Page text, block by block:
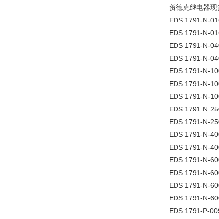
贺德克继电器现
EDS 1791-N-
EDS 1791-N-
EDS 1791-N-
EDS 1791-N-
EDS 1791-N-
EDS 1791-N-
EDS 1791-N-
EDS 1791-N-
EDS 1791-N-
EDS 1791-N-
EDS 1791-N-
EDS 1791-N-
EDS 1791-N-
EDS 1791-N-
EDS 1791-N-
EDS 1791-P-